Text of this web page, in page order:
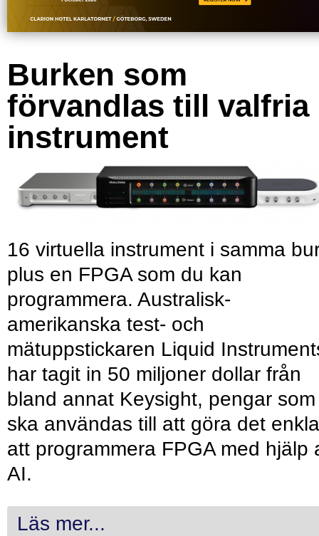
Burken som
förvandlas till valfria
instrument
16 virtuella instrument i samma
plus en FPGA som du kan
programmera. Australisk-
amerikanska test- och
mätuppstickaren Liquid
har tagit in 50 miljoner dollar från
bland annat Keysight, pengar som
ska användas till att göra det
att programmera FPGA med hjälp
AI.
Läs mer...